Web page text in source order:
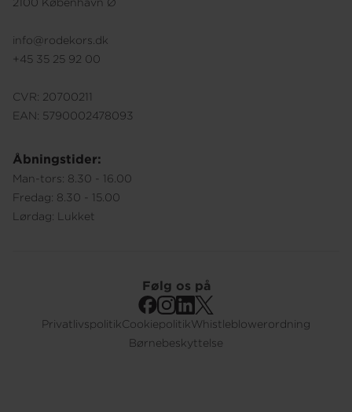
info@rodekors.dk
+45 35 25 92 00
CVR: 20700211
EAN: 5790002478093
Åbningstider:
Man-tors: 8.30 - 16.00
Fredag: 8.30 - 15.00
Lørdag: Lukket
PrivatlivspolitikCookiepolitikWhistleblowerordning
Børnebeskyttelse
Følg os på